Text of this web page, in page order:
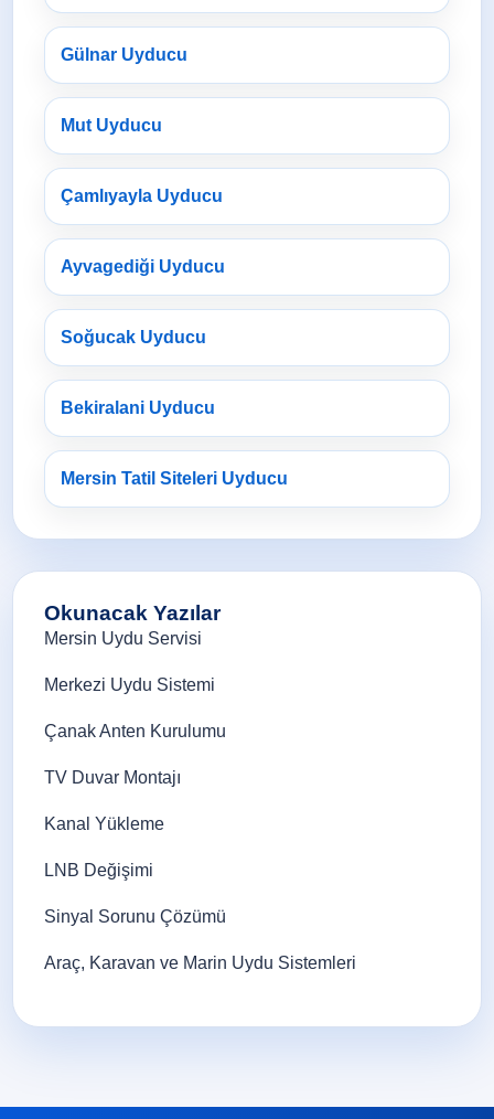
Gülnar Uyducu
Mut Uyducu
Çamlıyayla Uyducu
Ayvagediği Uyducu
Soğucak Uyducu
Bekiralani Uyducu
Mersin Tatil Siteleri Uyducu
Okunacak Yazılar
Mersin Uydu Servisi
Merkezi Uydu Sistemi
Çanak Anten Kurulumu
TV Duvar Montajı
Kanal Yükleme
LNB Değişimi
Sinyal Sorunu Çözümü
Araç, Karavan ve Marin Uydu Sistemleri